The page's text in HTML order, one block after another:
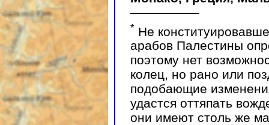
* Не
арабов Палестины
поэтому нет
колец, но рано или
подобающие
удастся оттяпать
они имеют столь же